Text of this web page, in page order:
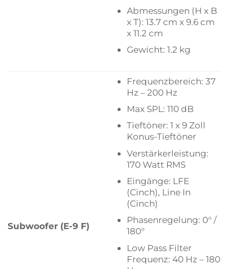
Abmessungen (H x B
x T): 13.7 cm x 9.6 cm
x 11.2 cm
Gewicht: 1.2 kg
Subwoofer (E-9 F)
Frequenzbereich: 37
Hz – 200 Hz
Max SPL: 110 dB
Tieftöner: 1 x 9 Zoll
Konus-Tieftöner
Verstärkerleistung:
170 Watt RMS
Eingänge: LFE
(Cinch), Line In
(Cinch)
Phasenregelung: 0° /
180°
Low Pass Filter
Frequenz: 40 Hz – 180